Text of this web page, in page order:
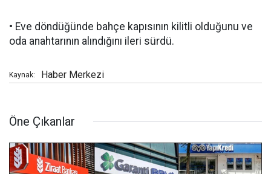
• Eve döndüğünde bahçe kapısının kilitli olduğunu ve
oda anahtarının alındığını ileri sürdü.
Kaynak: Haber Merkezi
Öne Çıkanlar